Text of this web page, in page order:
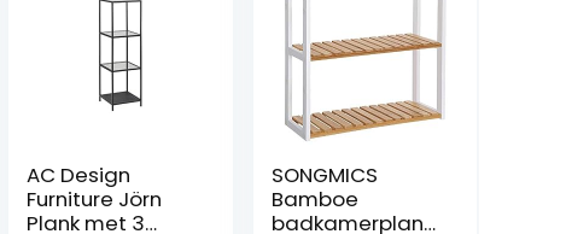
AC Design
Furniture Jörn
Plank met 3
SONGMICS
Bamboe
badkamerplank,